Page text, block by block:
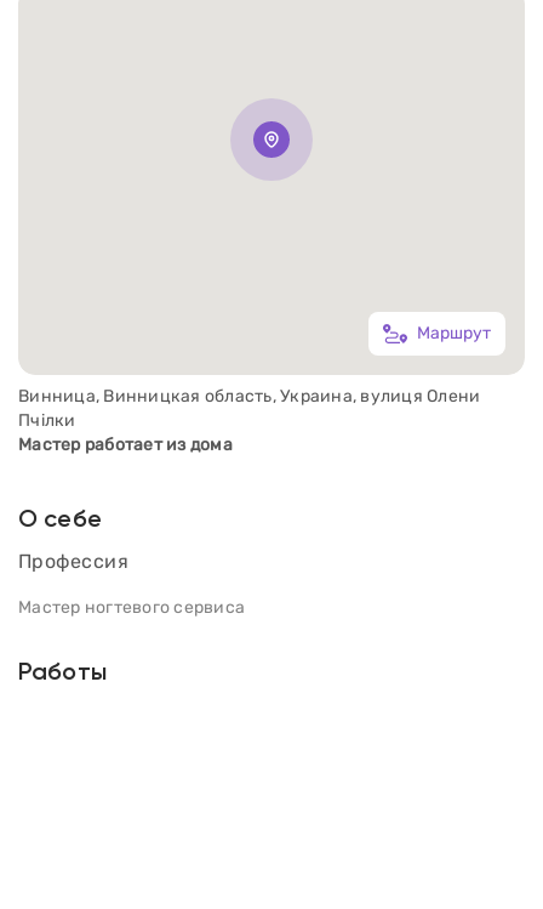
Маршрут
Винница, Винницкая область, Украина, вулиця Олени
Пчілки
Мастер работает из дома
О себе
Профессия
Мастер ногтевого сервиса
Работы